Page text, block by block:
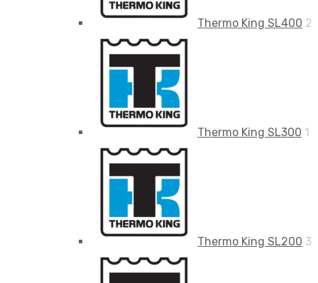
Thermo King SL400 2
Thermo King SL300 1
Thermo King SL200 3